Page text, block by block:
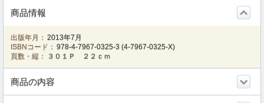
商品情報
出版年月： 2013年7月
ISBNコード： 978-4-7967-0325-3 (4-7967-0325-X)
頁数・縦：
３０１Ｐ ２２ｃｍ
商品の内容